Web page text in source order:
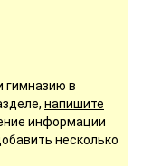
гимназию в
напишите
информации
несколько